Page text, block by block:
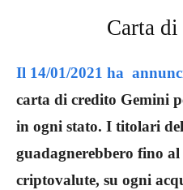
Carta
Il 14/01/2021 ha
carta di credito Gemini
in ogni stato. I titolari
guadagnerebbero fino
criptovalute, su ogni